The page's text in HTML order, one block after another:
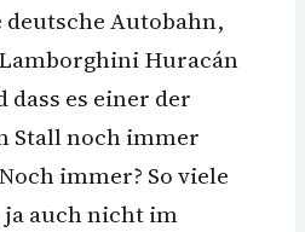
Autobahn,
Huracán
es einer der
Stall noch immer
immer? So viele
ja auch nicht im